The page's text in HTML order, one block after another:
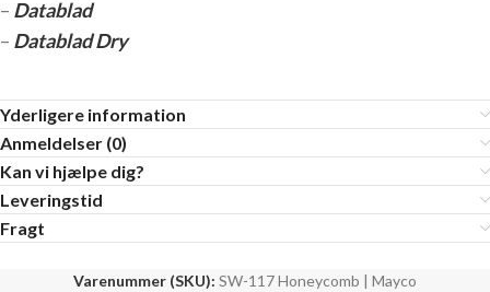
– Datablad
– Datablad Dry
Yderligere information
Anmeldelser (0)
Kan vi hjælpe dig?
Leveringstid
Fragt
Varenummer (SKU): SW-117 Honeycomb | Mayco